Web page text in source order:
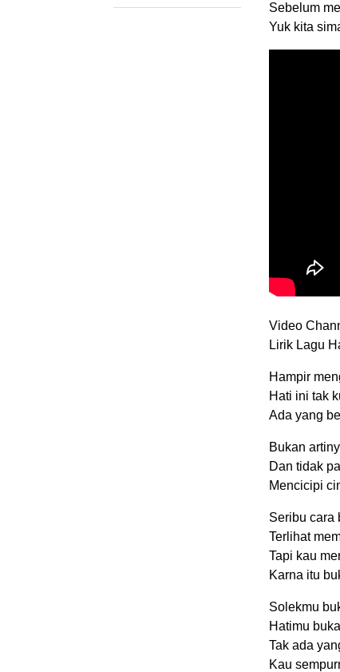
Sebelum
Yuk kita
Video
Lirik Lagu
Hampir
Hati ini tak
Ada yang
Bukan
Dan tidak
Mencicipi
Seribu cara
Terlihat
Tapi kau
Karna itu
Solekmu
Hatimu
Tak ada
Kau